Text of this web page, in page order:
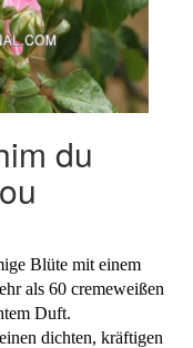
du
Blüte mit einem
als 60 cremeweißen
Duft.
dichten, kräftigen